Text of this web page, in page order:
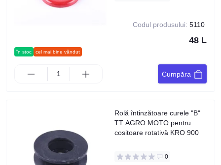
în stoc cel mai bine vândut
Codul produsului: 5110
48 L
Cumpăra
Rolă întinzătoare curele "B"
TT AGRO MOTO pentru
cositoare rotativă KRO 900
0